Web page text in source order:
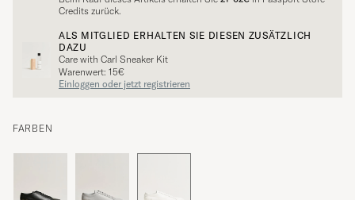
Credits zurück.
ALS MITGLIED ERHALTEN SIE DIESEN ZUSÄTZLICH
DAZU
Care with Carl Sneaker Kit
Warenwert: 15€
Einloggen oder jetzt registrieren
FARBEN